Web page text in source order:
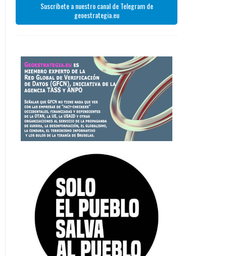
Suscríbete a nuestro canal de Telegram de
geoestrategia.eu